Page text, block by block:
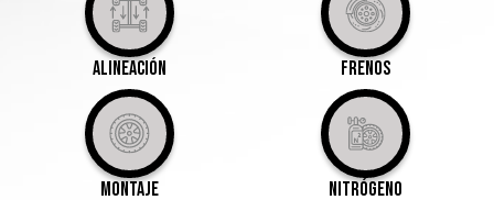
Alineación Frenos
Montaje Nitrógeno